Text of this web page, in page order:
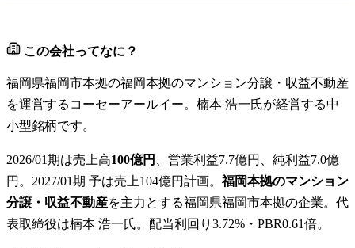
この会社ってなに？
福岡県福岡市本拠の福岡本拠のマンション分譲・収益不動産
を運営するコーセーアールイー。楠本 浩一氏が経営する中
小型銘柄です。
2026/01期は売上高100億円
、営業利益7.7億円、純利益7.0億
円。2027/01期 予は売上104億円計画。福岡本拠のマンション
分譲・収益不動産を主力とする福岡県福岡市本拠の企業。代
表取締役は楠本 浩一氏。配当利回り3.72%・PBR0.61倍。